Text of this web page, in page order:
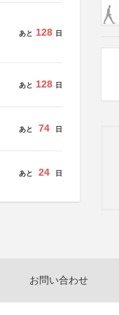
あと 128 日
あと 128 日
あと 74 日
あと 24 日
お問い合わせ